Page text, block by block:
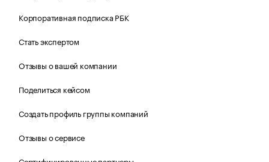
Корпоративная подписка РБК
Стать экспертом
Отзывы о вашей компании
Поделиться кейсом
Создать профиль группы компаний
Отзывы о сервисе